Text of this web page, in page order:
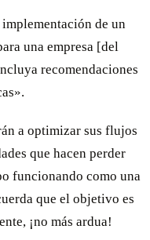
de un
una empresa [del
recomendaciones
a optimizar sus flujos
que hacen perder
funcionando como una
que el objetivo es
¡no más ardua!